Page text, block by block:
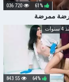
ممرضة
61%
720 036
64%
55 843